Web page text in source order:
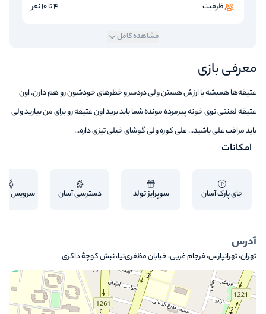
ظرفیت
4 تا 10 نفر
مشاهده کامل
معرفی بازی
عتیقه‌ها همیشه با ارزش هستن ولی دردسر و خطرهای خودشون رو هم دارن. اون
عتیقه لعنتی توی خونه پیرمرده مونده شما باید برید اون عتیقه رو برای من بیارید ولی
باید مراقب علی باشید... علی کوره ولی گوشای خیلی تیزی داره...
امکانات
جای پارک آسان سوپرایز تولد دسترسی آسان سرویس
آدرس
تهران، تهرانپارس، فرجام غربی، خیابان مظفری‌نیا، نبش کوچۀ ذاکری